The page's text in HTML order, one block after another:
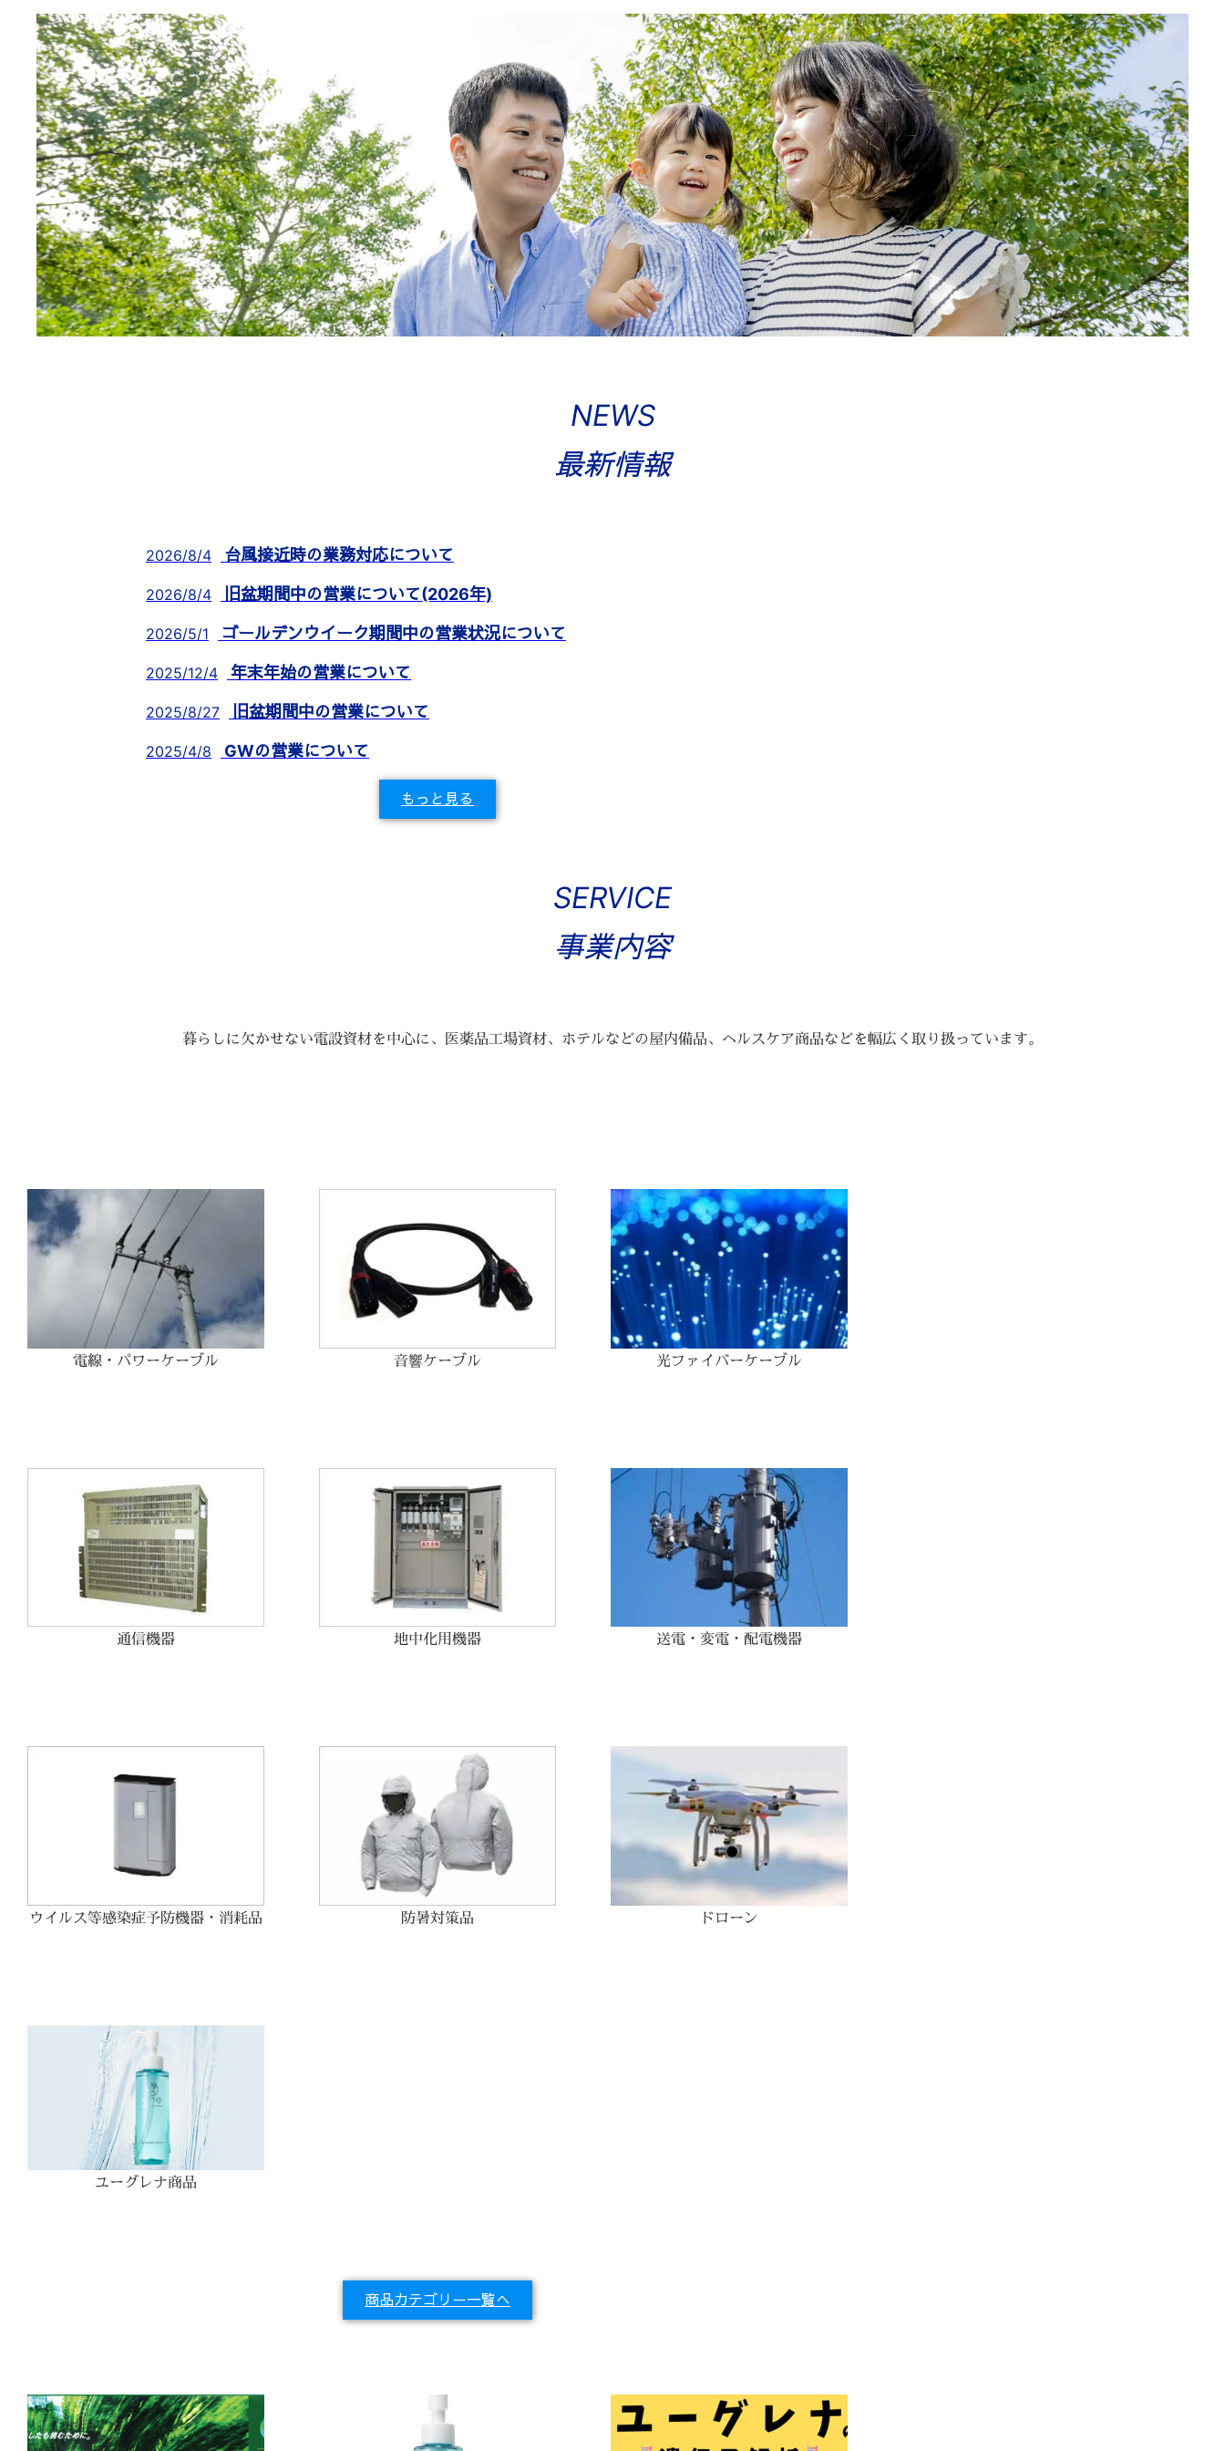
NEWS
最新情報
2026/8/4 台風接近時の業務対応について
2026/8/4 旧盆期間中の営業について(2026年)
2026/5/1 ゴールデンウイーク期間中の営業状況について
2025/12/4 年末年始の営業について
2025/8/27 旧盆期間中の営業について
2025/4/8 GWの営業について
もっと見る
SERVICE
事業内容
暮らしに欠かせない電設資材を中心に、医薬品工場資材、ホテルなどの屋内備品、ヘルスケア商品などを幅広く取り扱っています。
電線・パワーケーブル 音響ケーブル 光ファイバーケーブル
通信機器 地中化用機器 送電・変電・配電機器
ウイルス等感染症予防機器・消耗品 防暑対策品 ドローン
ユーグレナ商品
商品カテゴリー一覧へ